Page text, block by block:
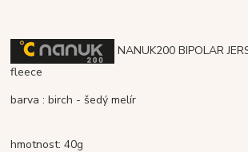
NANUK200 BIPOLAR
fleece
barva : birch - šedý melír
hmotnost: 40g